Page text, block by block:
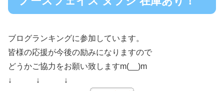
ブログランキングに参加しています。
皆様の応援が今後の励みになりますので
どうかご協力をお願い致しますm(__)m
↓ ↓ ↓